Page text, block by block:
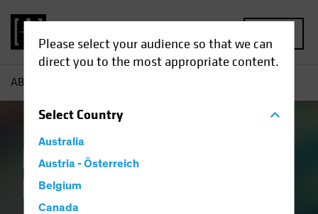
Please select your audience so that we can
direct you to the most appropriate content.
SelectCountry
Australia
Austria - Österreich
Belgium
Canada
AB
Mercados
Emergentes